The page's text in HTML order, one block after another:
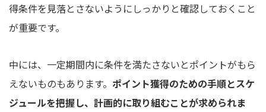
得条件を見落とさないようにしっかりと確認しておくこと
が重要です。
中には、一定期間内に条件を満たさないとポイントがもら
えないものもあります。 ポイント獲得のための手順とスケ
ジュールを把握し、計画的に取り組むことが求められま